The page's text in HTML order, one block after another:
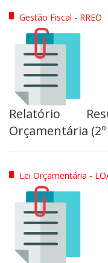
Gestão Fiscal - RREO
Relatório
Orçamentária
Lei Orçamentária -